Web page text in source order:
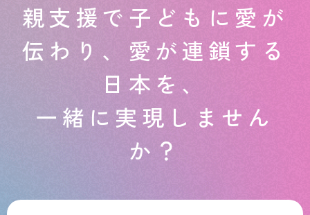
親支援で子どもに愛が
伝わり、 愛が連鎖する
日本を、
一緒に実現しません
か？